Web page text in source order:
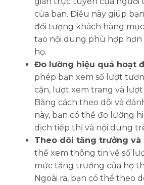
của bạn. Điều này giúp
đối tượng khách hàng
tạo nội dung phù hợp hơn
họ.
Đo lường hiệu quả hoạt
phép bạn xem số lượt
cận, lượt xem trang và
Bằng cách theo dõi và
này, bạn có thể đo lường
dịch tiếp thị và nội dung
Theo dõi tăng trưởng và
thể xem thông tin về số
mức tăng trưởng của họ
Ngoài ra, bạn có thể theo